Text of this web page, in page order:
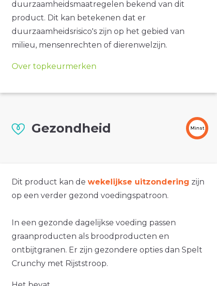
duurzaamheidsmaatregelen bekend van dit
product. Dit kan betekenen dat er
duurzaamheidsrisico's zijn op het gebied van
milieu, mensenrechten of dierenwelzijn.
Over topkeurmerken
Gezondheid Minst
Dit product kan de wekelijkse uitzondering zijn
op een verder gezond voedingspatroon.
In een gezonde dagelijkse voeding passen
graanproducten als broodproducten en
ontbijtgranen. Er zijn gezondere opties dan Spelt
Crunchy met Rijststroop.